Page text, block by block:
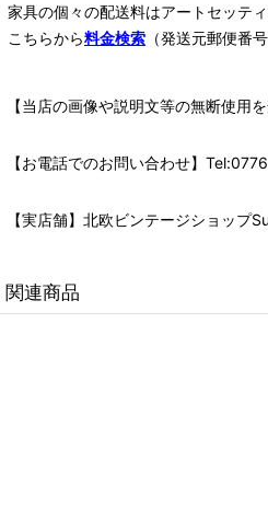
家具の個々の配送料はアートセッテ
こちらから料金検索 （発送元郵便番
【当店の画像や説明文等の無断使用を
【お電話でのお問い合わせ】
【実店舗】北欧ビンテージショッ
関連商品